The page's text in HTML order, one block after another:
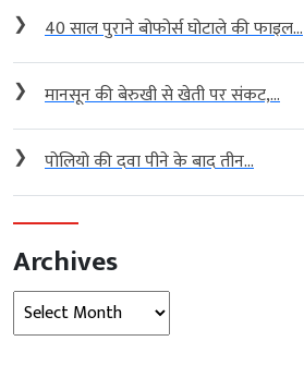
❯ 40 साल पुराने बोफोर्स घोटाले की फाइल...
❯ मानसून की बेरुखी से खेती पर संकट,...
❯ पोलियो की दवा पीने के बाद तीन...
Archives
Archives